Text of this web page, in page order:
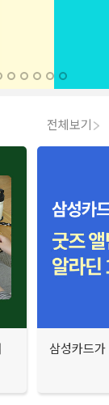
전체보기
삼성카드